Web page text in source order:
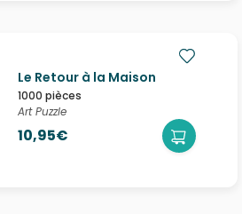
Le Retour à la Maison
1000 pièces
Art Puzzle
10,95€